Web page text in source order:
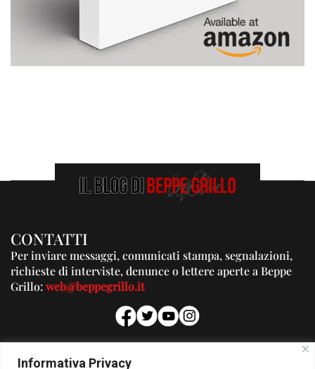
Informativa Privacy
CONTATTI
Per inviare messaggi, comunicati stampa, segnalazioni,
richieste di interviste, denunce o lettere aperte a Beppe
Grillo:web@beppegrillo.it
PUBBLICITA'